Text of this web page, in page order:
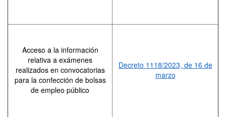
Acceso a la información
relativa a exámenes
realizados en convocatorias
para la confección de bolsas
de empleo público
Decreto 1118/2023, de 16 de
marzo